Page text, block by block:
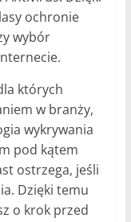
ochronie
wybór
których
w branży,
wykrywania
pod kątem
ostrzega, jeśli
Dzięki temu
o krok przed